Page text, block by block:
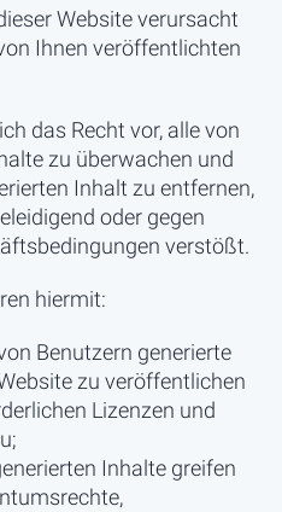
Website verursacht
Ihnen veröffentlichten
das Recht vor, alle von
zu überwachen und
Inhalt zu entfernen,
oder gegen
verstößt.
hiermit:
Benutzern generierte
zu veröffentlichen
Lizenzen und
Inhalte greifen